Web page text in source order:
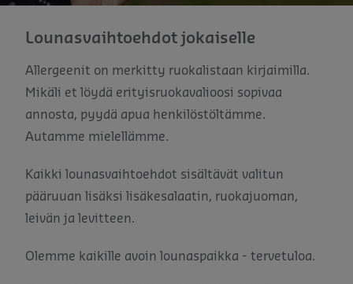
Lounasvaihtoehdot jokaiselle
Allergeenit on merkitty ruokalistaan kirjaimilla.
Mikäli et löydä erityisruokavalioosi sopivaa
annosta, pyydä apua henkilöstöltämme.
Autamme mielellämme.
Kaikki lounasvaihtoehdot sisältävät valitun
pääruuan lisäksi lisäkesalaatin, ruokajuoman,
leivän ja levitteen.
Olemme kaikille avoin lounaspaikka - tervetuloa.